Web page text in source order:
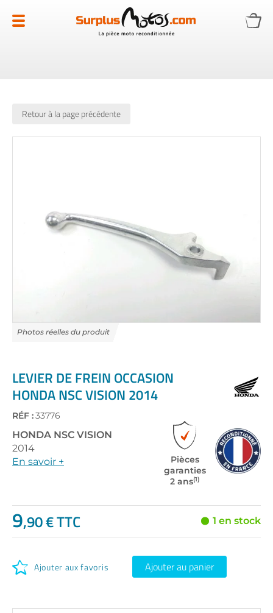
au
contenu
Retour à la page précédente
the
beginning
of
the
images
gallery
LEVIER DE FREIN OCCASION
HONDA NSC VISION 2014
RÉF :33776
HONDA NSC VISION
2014
En savoir +
Pièces
garanties
2 ans(1)
9,90 € TTC 1 en stock
Ajouter aux favoris Ajouter au panier